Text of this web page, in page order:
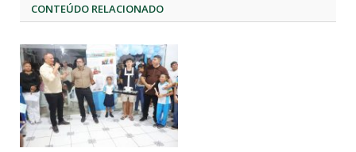
CONTEÚDO RELACIONADO